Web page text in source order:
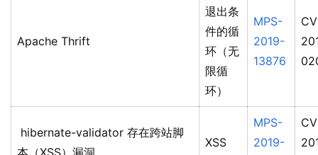
Apache Thrift
退出条
件的循
环（无
限循
环）
MPS-
2019-
13876
​ hibernate-validator 存在跨站脚
XSS
MPS-
2019-